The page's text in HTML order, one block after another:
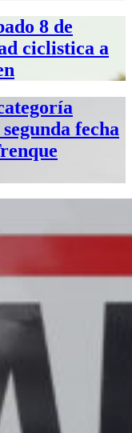
8 de
ciclistica a
fecha